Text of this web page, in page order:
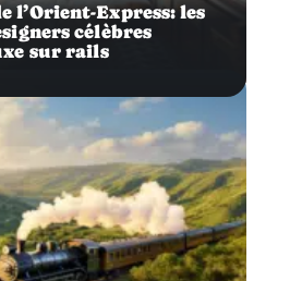
l’Orient-Express: les
célèbres
sur rails